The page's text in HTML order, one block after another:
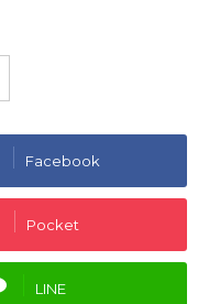
Facebook
Pocket
LINE